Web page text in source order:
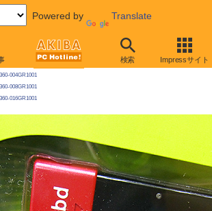
Powered by Translate
検索 Impressサイト
PC Hotline! 2010年3月6日号
製品：モバイル機器/関連製品
004GR1001
008GR1001
016GR1001